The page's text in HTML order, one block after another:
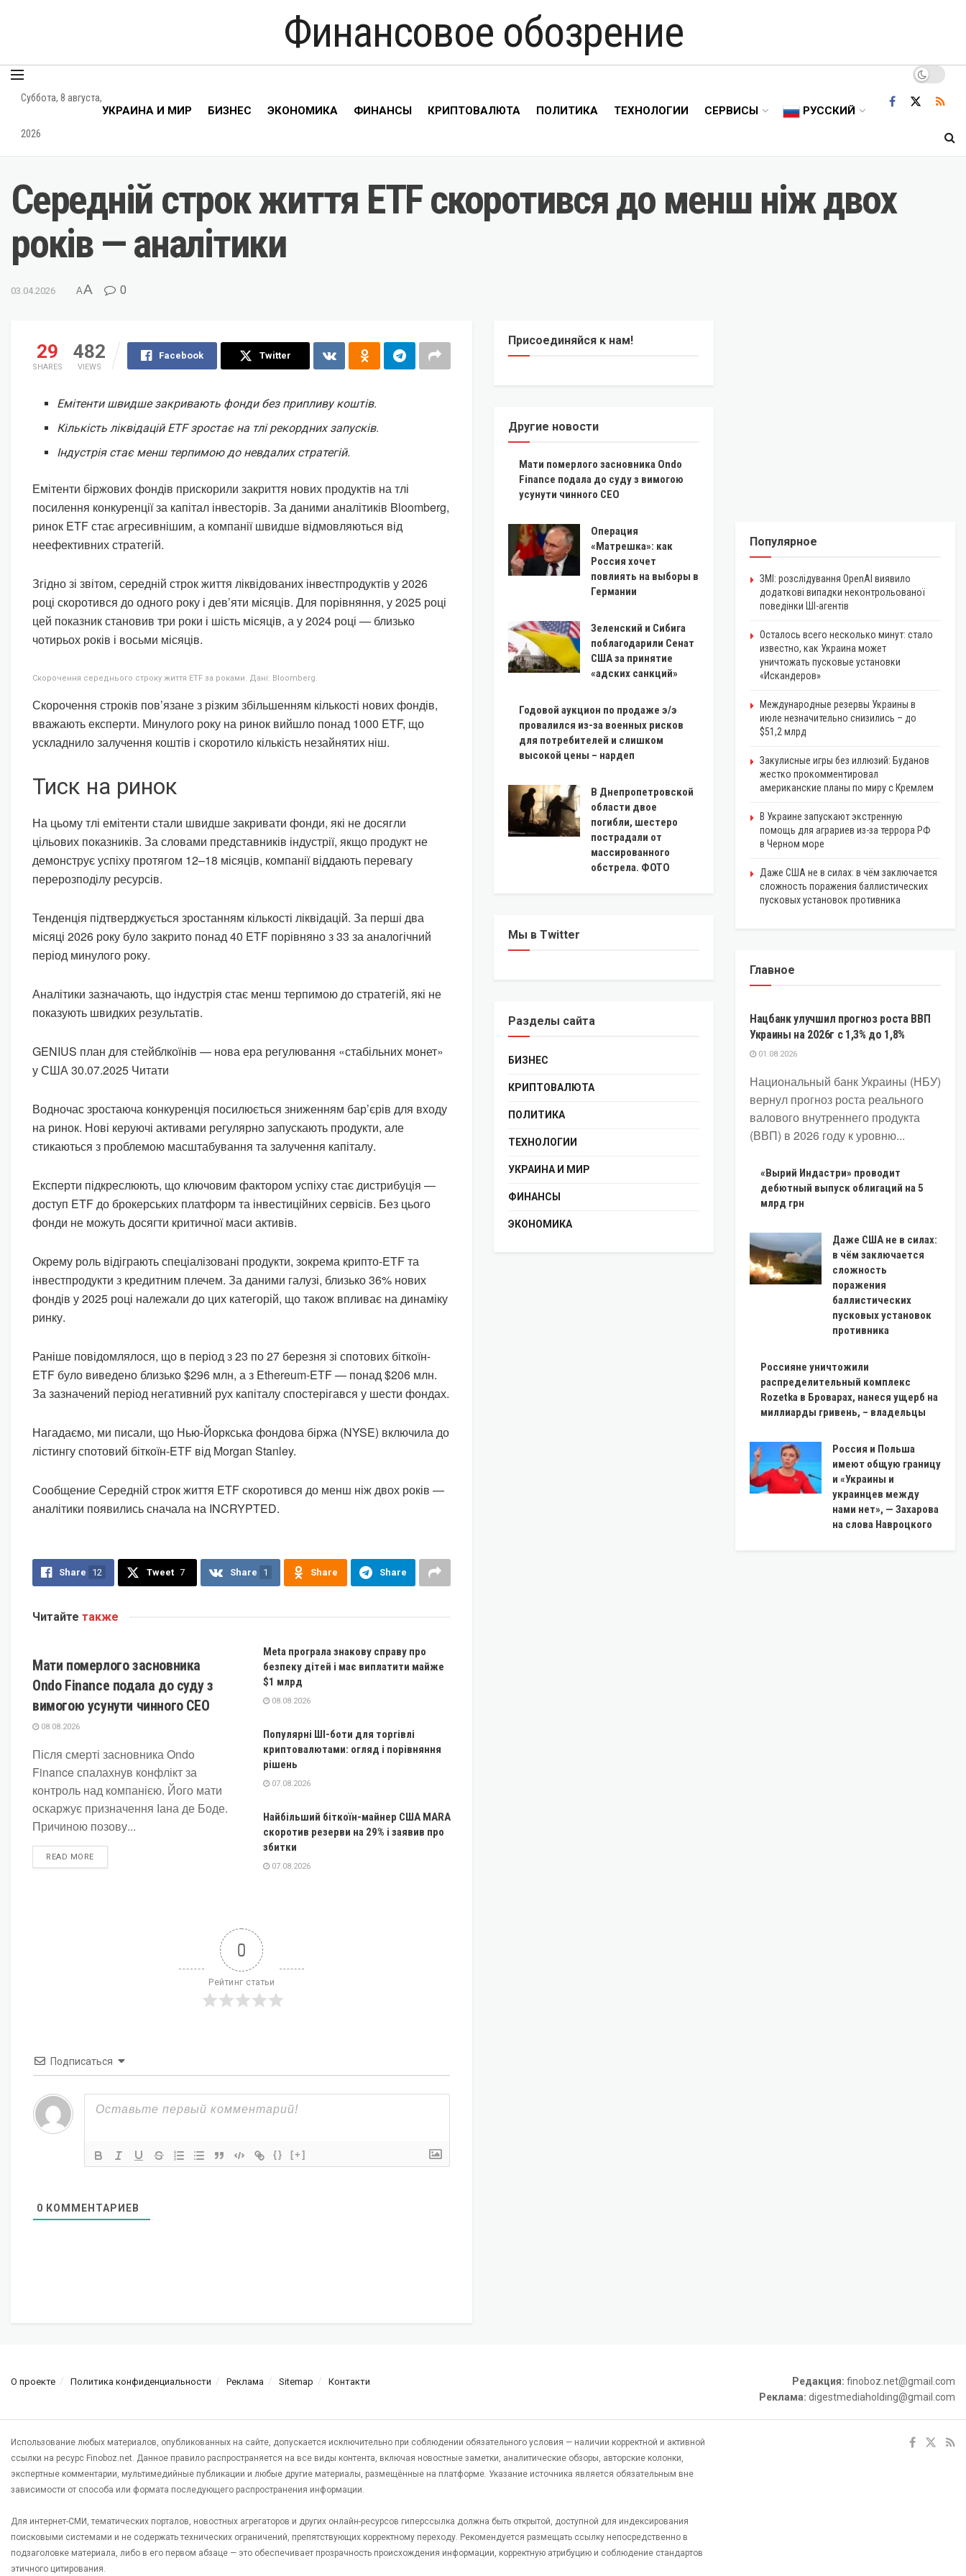
Финансовое обозрение
Суббота, 8 августа,
2026
УКРАИНА И МИР БИЗНЕС ЭКОНОМИКА ФИНАНСЫ КРИПТОВАЛЮТА ПОЛИТИКА ТЕХНОЛОГИИ СЕРВИСЫ РУССКИЙ
Середній строк життя ETF скоротився до менш ніж двох
років — аналітики
03.04.2026 AA 0
29
SHARES
482
VIEWS
Facebook Twitter
Емітенти швидше закривають фонди без припливу коштів.
Кількість ліквідацій ETF зростає на тлі рекордних запусків.
Індустрія стає менш терпимою до невдалих стратегій.
Емітенти біржових фондів прискорили закриття нових продуктів на тлі
посилення конкуренції за капітал інвесторів. За даними аналітиків Bloomberg,
ринок ETF стає агресивнішим, а компанії швидше відмовляються від
неефективних стратегій.
Згідно зі звітом, середній строк життя ліквідованих інвестпродуктів у 2026
році скоротився до одного року і дев’яти місяців. Для порівняння, у 2025 році
цей показник становив три роки і шість місяців, а у 2024 році — близько
чотирьох років і восьми місяців.
Скорочення середнього строку життя ETF за роками. Дані: Bloomberg.
Скорочення строків пов’язане з різким збільшенням кількості нових фондів,
вважають експерти. Минулого року на ринок вийшло понад 1000 ETF, що
ускладнило залучення коштів і скоротило кількість незайнятих ніш.
Тиск на ринок
На цьому тлі емітенти стали швидше закривати фонди, які не досягли
цільових показників. За словами представників індустрії, якщо продукт не
демонструє успіху протягом 12–18 місяців, компанії віддають перевагу
перерозподілу ресурсів.
Тенденція підтверджується зростанням кількості ліквідацій. За перші два
місяці 2026 року було закрито понад 40 ETF порівняно з 33 за аналогічний
період минулого року.
Аналітики зазначають, що індустрія стає менш терпимою до стратегій, які не
показують швидких результатів.
GENIUS план для стейблкоїнів — нова ера регулювання «стабільних монет»
у США 30.07.2025 Читати
Водночас зростаюча конкуренція посилюється зниженням бар’єрів для входу
на ринок. Нові керуючі активами регулярно запускають продукти, але
стикаються з проблемою масштабування та залучення капіталу.
Експерти підкреслюють, що ключовим фактором успіху стає дистрибуція —
доступ ETF до брокерських платформ та інвестиційних сервісів. Без цього
фонди не можуть досягти критичної маси активів.
Окрему роль відіграють спеціалізовані продукти, зокрема крипто-ETF та
інвестпродукти з кредитним плечем. За даними галузі, близько 36% нових
фондів у 2025 році належали до цих категорій, що також впливає на динаміку
ринку.
Раніше повідомлялося, що в період з 23 по 27 березня зі спотових біткоїн-
ETF було виведено близько $296 млн, а з Ethereum-ETF — понад $206 млн.
За зазначений період негативний рух капіталу спостерігався у шести фондах.
Нагадаємо, ми писали, що Нью-Йоркська фондова біржа (NYSE) включила до
лістингу спотовий біткоїн-ETF від Morgan Stanley.
Сообщение Середній строк життя ETF скоротився до менш ніж двох років —
аналітики появились сначала на INCRYPTED.
Share 12 Tweet 7 Share 1 Share Share
Читайте также
Мати померлого засновника
Ondo Finance подала до суду з
вимогою усунути чинного CEO
08.08.2026
Після смерті засновника Ondo
Finance спалахнув конфлікт за
контроль над компанією. Його мати
оскаржує призначення Іана де Боде.
Причиною позову...
READ MOREDETAILS
Meta програла знакову справу про
безпеку дітей і має виплатити майже
$1 млрд
08.08.2026
Популярні ШІ-боти для торгівлі
криптовалютами: огляд і порівняння
рішень
07.08.2026
Найбільший біткоїн-майнер США MARA
скоротив резерви на 29% і заявив про
збитки
07.08.2026
0
Рейтинг статьи
Подписаться
{} [+]
0 КОММЕНТАРИЕВ
Присоединяйся к нам!
Другие новости
Мати померлого засновника Ondo
Finance подала до суду з вимогою
усунути чинного CEO
Операция
«Матрешка»: как
Россия хочет
повлиять на выборы в
Германии
Зеленский и Сибига
поблагодарили Сенат
США за принятие
«адских санкций»
Годовой аукцион по продаже э/э
провалился из-за военных рисков
для потребителей и слишком
высокой цены – нардеп
В Днепропетровской
области двое
погибли, шестеро
пострадали от
массированного
обстрела. ФОТО
Мы в Twitter
Разделы сайта
БИЗНЕС
КРИПТОВАЛЮТА
ПОЛИТИКА
ТЕХНОЛОГИИ
УКРАИНА И МИР
ФИНАНСЫ
ЭКОНОМИКА
Популярное
ЗМІ: розслідування OpenAI виявило
додаткові випадки неконтрольованої
поведінки ШІ-агентів
Осталось всего несколько минут: стало
известно, как Украина может
уничтожать пусковые установки
«Искандеров»
Международные резервы Украины в
июле незначительно снизились – до
$51,2 млрд
Закулисные игры без иллюзий: Буданов
жестко прокомментировал
американские планы по миру с Кремлем
В Украине запускают экстренную
помощь для аграриев из-за террора РФ
в Черном море
Даже США не в силах: в чём заключается
сложность поражения баллистических
пусковых установок противника
Главное
ЭКОНОМИКА
Нацбанк улучшил прогноз роста ВВП
Украины на 2026г с 1,3% до 1,8%
01.08.2026
Национальный банк Украины (НБУ)
вернул прогноз роста реального
валового внутреннего продукта
(ВВП) в 2026 году к уровню...
«Вырий Индастри» проводит
дебютный выпуск облигаций на 5
млрд грн
Даже США не в силах:
в чём заключается
сложность
поражения
баллистических
пусковых установок
противника
Россияне уничтожили
распределительный комплекс
Rozetka в Броварах, нанеся ущерб на
миллиарды гривень, – владельцы
Россия и Польша
имеют общую границу
и «Украины и
украинцев между
нами нет», — Захарова
на слова Навроцкого
О проекте Политика конфиденциальности Реклама Sitemap Контакти Редакция: finoboz.net@gmail.com
Реклама: digestmediaholding@gmail.com
Использование любых материалов, опубликованных на сайте, допускается исключительно при соблюдении обязательного условия — наличии корректной и активной
ссылки на ресурс Finoboz.net. Данное правило распространяется на все виды контента, включая новостные заметки, аналитические обзоры, авторские колонки,
экспертные комментарии, мультимедийные публикации и любые другие материалы, размещённые на платформе. Указание источника является обязательным вне
зависимости от способа или формата последующего распространения информации.
Для интернет-СМИ, тематических порталов, новостных агрегаторов и других онлайн-ресурсов гиперссылка должна быть открытой, доступной для индексирования
поисковыми системами и не содержать технических ограничений, препятствующих корректному переходу. Рекомендуется размещать ссылку непосредственно в
подзаголовке материала, либо в его первом абзаце — это обеспечивает прозрачность происхождения информации, корректную атрибуцию и соблюдение стандартов
этичного цитирования.